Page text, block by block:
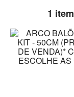
1 item